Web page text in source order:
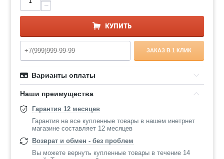
−
КУПИТЬ
ЗАКАЗ В 1 КЛИК
Варианты оплаты
Наши преимущества
Гарантия 12 месяцев
Гарантия на все купленные товары в нашем инетрнет
магазине составляет 12 месяцев
Возврат и обмен - без проблем
Вы можете вернуть купленные товары в течение 14